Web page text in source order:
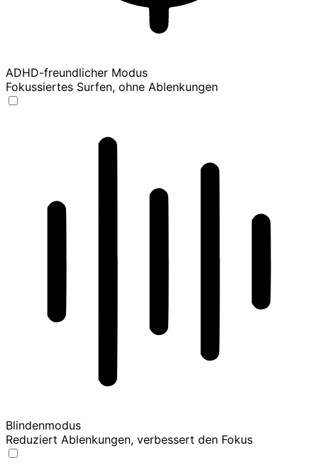
ADHD-freundlicher Modus
Fokussiertes Surfen, ohne Ablenkungen
Blindenmodus
Reduziert Ablenkungen, verbessert den Fokus